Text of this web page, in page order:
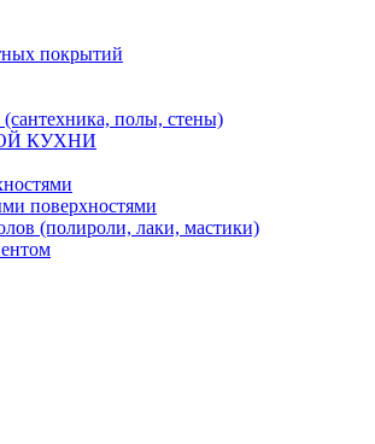
покрытий
полы, стены)
КУХНИ
поверхностями
(полироли, лаки, мастики)